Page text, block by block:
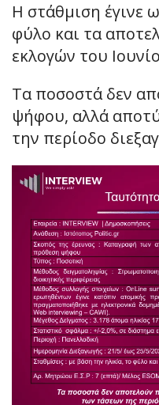
Η στάθμιση έγινε
φύλο και τα
εκλογών του
Τα ποσοστά δεν
ψήφου, αλλά
την περίοδο